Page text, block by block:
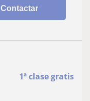
Contactar
1ª clase gratis